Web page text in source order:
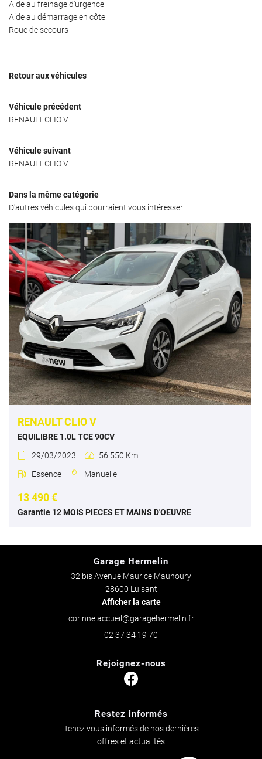
Aide au freinage d'urgence
Aide au démarrage en côte
Roue de secours
Retour aux véhicules
Véhicule précédent
RENAULT CLIO V
Véhicule suivant
RENAULT CLIO V
Dans la même catégorie
D'autres véhicules qui pourraient vous intéresser
RENAULT CLIO V
EQUILIBRE 1.0L TCE 90CV
 29/03/2023  56 550 Km
 Essence  Manuelle
13 490 €
Garantie 12 MOIS PIECES ET MAINS D'OEUVRE
Garage Hermelin
32 bis Avenue Maurice Maunoury
28600 Luisant
Afficher la carte
02 37 34 19 70
Rejoignez-nous
Restez informés
Tenez vous informés de nos dernières
offres et actualités